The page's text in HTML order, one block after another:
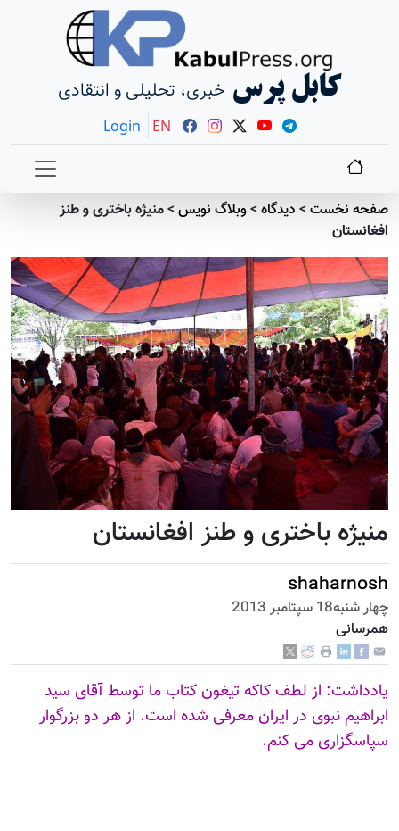
کابل پرس خبری، تحلیلی و انتقادی
Login EN
صفحه نخست> دیدگاه>وبلاگ نویس>منیژه باختری و طنز
افغانستان
منیژه باختری و طنز افغانستان
shaharnosh
چهار شنبه18 سپتامبر 2013
همرسانی
یادداشت: از لطف کاکه تیغون کتاب ما توسط آقای سید
ابراهیم نبوی در ایران معرفی شده است. از هر دو بزرگوار
سپاسگزاری می کنم.